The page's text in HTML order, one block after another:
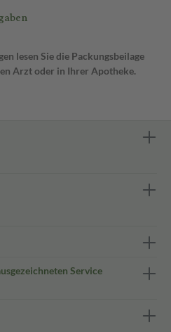
lesen Sie die Packungsbeilage
Arzt oder in Ihrer Apotheke.
Service